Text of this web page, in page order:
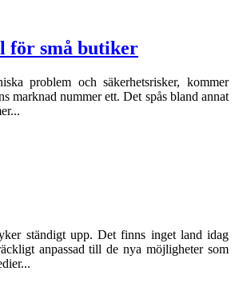
för små butiker
problem och säkerhetsrisker, kommer
marknad nummer ett. Det spås bland annat
ständigt upp. Det finns inget land idag
anpassad till de nya möjligheter som